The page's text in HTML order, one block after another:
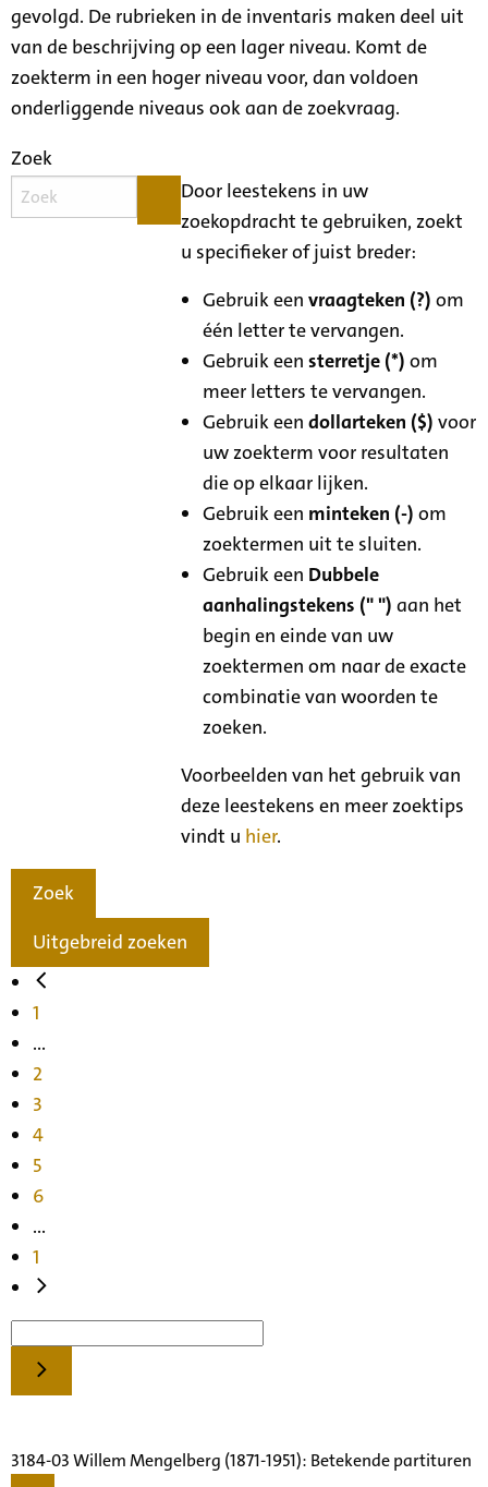
gevolgd. De rubrieken in de inventaris maken deel uit
van de beschrijving op een lager niveau. Komt de
zoekterm in een hoger niveau voor, dan voldoen
onderliggende niveaus ook aan de zoekvraag.
Zoek
Door leestekens in uw
zoekopdracht te gebruiken, zoekt
u specifieker of juist breder:
Gebruik eenvraagteken (?) om
één letter te vervangen.
Gebruik eensterretje (*) om
meer letters te vervangen.
Gebruik eendollarteken ($) voor
uw zoekterm voor resultaten
die op elkaar lijken.
Gebruik een minteken (-) om
zoektermen uit te sluiten.
Gebruik een Dubbele
aanhalingstekens (" ") aan het
begin en einde van uw
zoektermen om naar de exacte
combinatie van woorden te
zoeken.
Voorbeelden van het gebruik van
deze leestekens en meer zoektips
vindt u hier.
Zoek
Uitgebreid zoeken
1
...
2
3
4
5
6
...
1
3184-03 Willem Mengelberg (1871-1951): Betekende partituren